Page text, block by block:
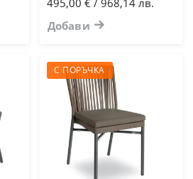
Добави
С ПОРЪЧКА